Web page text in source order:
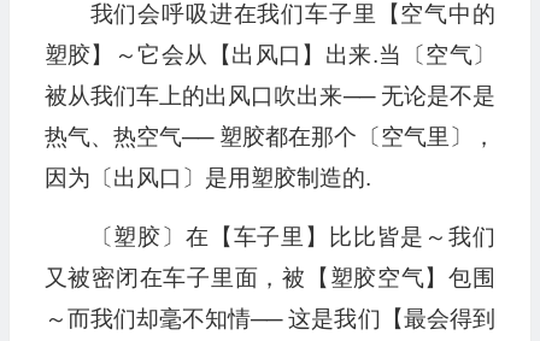
我们会呼吸进在我们车子里【空气中的
塑胶】～它会从【出风口】出来.当〔空气〕
被从我们车上的出风口吹出来── 无论是不是
热气、热空气── 塑胶都在那个〔空气里〕，
因为〔出风口〕是用塑胶制造的.
〔塑胶〕在【车子里】比比皆是～我们
又被密闭在车子里面，被【塑胶空气】包围
～而我们却毫不知情── 这是我们【最会得到